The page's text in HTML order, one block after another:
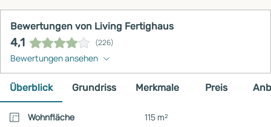
Bewertungen von Living Fertighaus
4,1 (226)
Bewertungen ansehen
Überblick Grundriss Merkmale Preis
Wohnfläche
115 m²